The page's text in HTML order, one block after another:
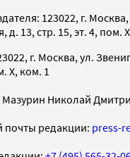
123022, г. Москва,
д. 13, стр. 15, эт. 4, пом.
г. Москва, ул.
X, ком. 1
Мазурин Николай
почты редакции: press-